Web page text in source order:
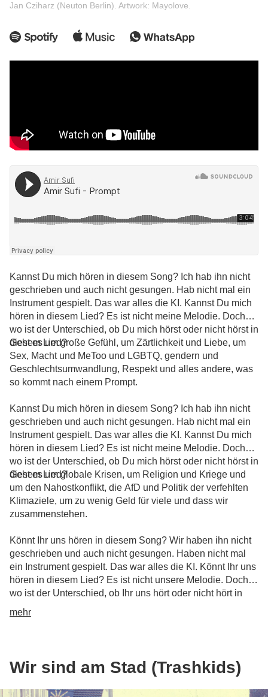
Jan Cziharz (Neuton Berlin). Artwork: Mayolove.
Kannst Du mich hören in diesem Song? Ich hab ihn nicht
geschrieben und auch nicht gesungen. Hab nicht mal ein
Instrument gespielt. Das war alles die KI. Kannst Du mich
hören in diesem Lied? Es ist nicht meine Melodie. Doch
wo ist der Unterschied, ob Du mich hörst oder nicht hörst in
diesem Lied?
Geht es um große Gefühl, um Zärtlichkeit und Liebe, um
Sex, Macht und MeToo und LGBTQ, gendern und
Geschlechtsumwandlung, Respekt und alles andere, was
so kommt nach einem Prompt.
Kannst Du mich hören in diesem Song? Ich hab ihn nicht
geschrieben und auch nicht gesungen. Hab nicht mal ein
Instrument gespielt. Das war alles die KI. Kannst Du mich
hören in diesem Lied? Es ist nicht meine Melodie. Doch
wo ist der Unterschied, ob Du mich hörst oder nicht hörst in
diesem Lied?
Geht es um globale Krisen, um Religion und Kriege und
um den Nahostkonflikt, die AfD und Politik der verfehlten
Klimaziele, um zu wenig Geld für viele und dass wir
zusammenstehen.
Könnt Ihr uns hören in diesem Song? Wir haben ihn nicht
geschrieben und auch nicht gesungen. Haben nicht mal
ein Instrument gespielt. Das war alles die KI. Könnt Ihr uns
hören in diesem Lied? Es ist nicht unsere Melodie. Doch
wo ist der Unterschied, ob Ihr uns hört oder nicht hört in
diesem Lied?
mehr
Wir sind am Stad (Trashkids)